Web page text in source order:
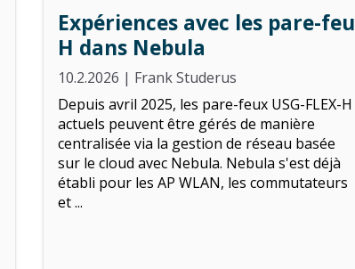
Expériences avec les pare-feu
H dans Nebula
10.2.2026 | Frank Studerus
Depuis avril 2025, les pare-feux USG-FLEX-H
actuels peuvent être gérés de manière
centralisée via la gestion de réseau basée
sur le cloud avec Nebula. Nebula s'est déjà
établi pour les AP WLAN, les commutateurs
et ...